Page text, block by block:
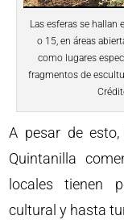
Las esferas se
o 15, en áreas
como lugares
fragmentos de
A pesar de
Quintanilla
locales tienen
cultural y hasta